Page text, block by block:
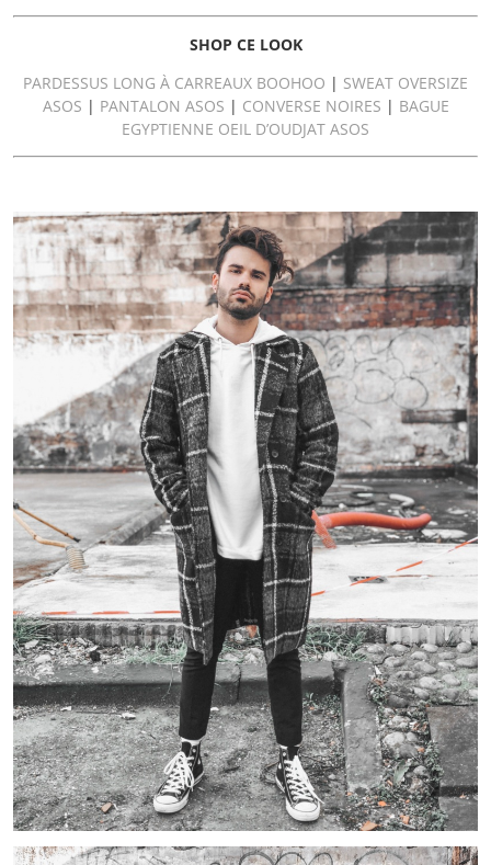
SHOP CE LOOK
PARDESSUS LONG À CARREAUX BOOHOO | SWEAT OVERSIZE
ASOS | PANTALON ASOS | CONVERSE NOIRES | BAGUE
EGYPTIENNE OEIL D’OUDJAT ASOS